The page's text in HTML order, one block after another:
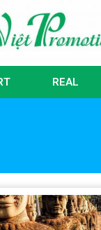
REAL